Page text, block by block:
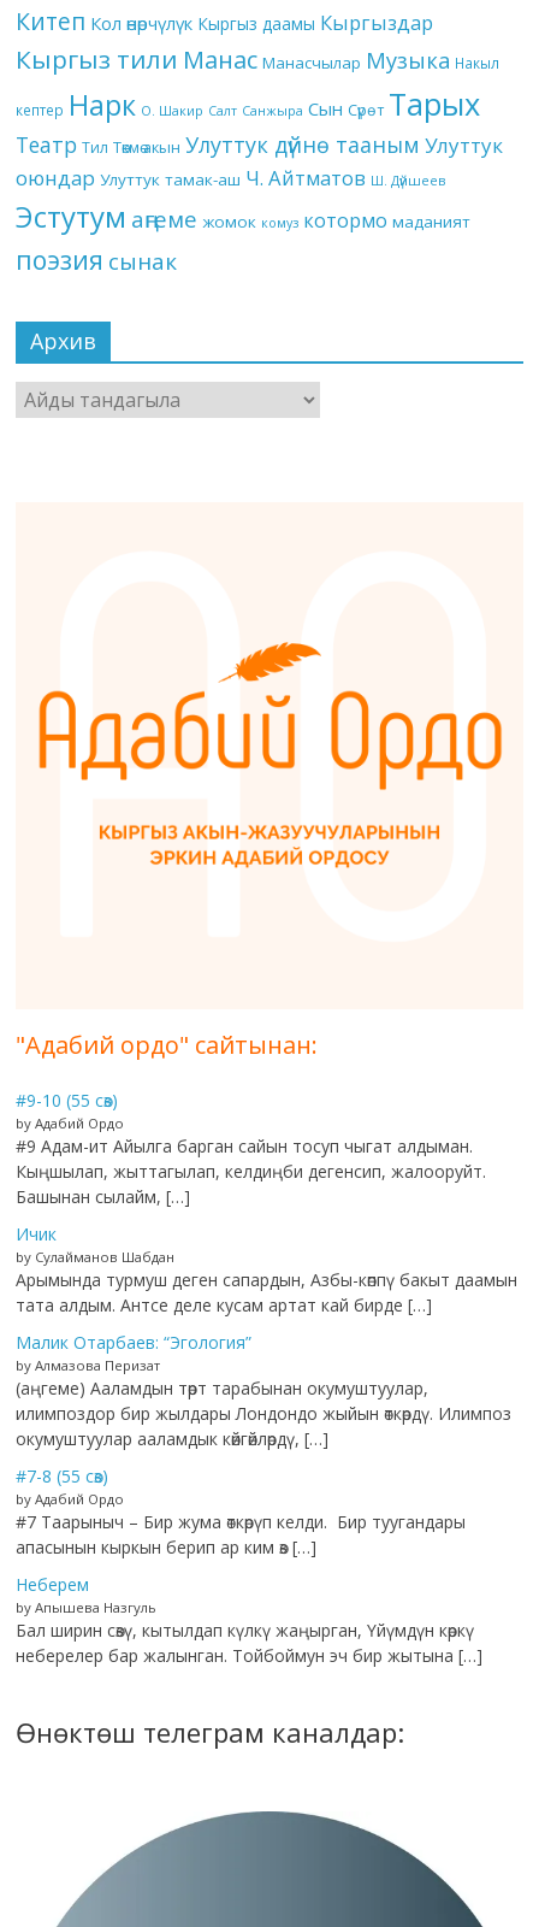
Китеп Кол өнөрчүлүк Кыргыз даамы Кыргыздар
Кыргыз тили Манас Манасчылар Музыка Накыл
кептер Нарк О. Шакир Салт Санжыра Сын Сүрөт Тарых
Театр Тил Төкмө акын Улуттук дүйнө тааным Улуттук
оюндар Улуттук тамак-аш Ч. Айтматов Ш. Дүйшеев
Эстутум аңгеме жомок комуз котормо маданият
поэзия сынак
Архив
Архив
"Адабий ордо" сайтынан:
#9-10 (55 сөз)
by Адабий Ордо
#9 Адам-ит Айылга барган сайын тосуп чыгат алдыман.
Кыңшылап, жыттагылап, келдиңби дегенсип, жалооруйт.
Башынан сылайм, […]
Ичик
by Сулайманов Шабдан
Арымында турмуш деген сапардын, Азбы-көппү бакыт даамын
тата алдым. Антсе деле кусам артат кай бирде […]
Малик Отарбаев: “Эгология”
by Алмазова Перизат
(аңгеме) Ааламдын төрт тарабынан окумуштуулар,
илимпоздор бир жылдары Лондондо жыйын өткөрдү. Илимпоз
окумуштуулар ааламдык көйгөйлөрдү, […]
#7-8 (55 сөз)
by Адабий Ордо
#7 Таарыныч – Бир жума өткөрүп келди. Бир туугандары
апасынын кыркын берип ар ким өз […]
Неберем
by Апышева Назгуль
Бал ширин сөзү, кытылдап күлкү жаңырган, Үйүмдүн көркү
неберелер бар жалынган. Тойбоймун эч бир жытына […]
Өнөктөш телеграм каналдар: